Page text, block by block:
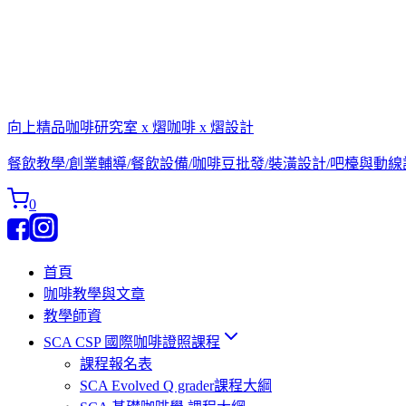
向上精品咖啡研究室 x 熠咖啡 x 熠設計
餐飲教學/創業輔導/餐飲設備/咖啡豆批發/裝潢設計/吧檯與動
0
首頁
咖啡教學與文章
教學師資
SCA CSP 國際咖啡證照課程
課程報名表
SCA Evolved Q grader課程大綱